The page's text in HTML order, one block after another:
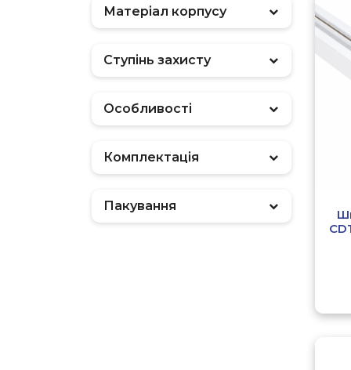
Матеріал корпусу
Ступінь захисту
Особливості
Комплектація
Пакування